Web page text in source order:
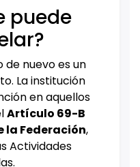
puede
de nuevo es un
La institución
en aquellos
Artículo 69-B
la Federación,
Actividades